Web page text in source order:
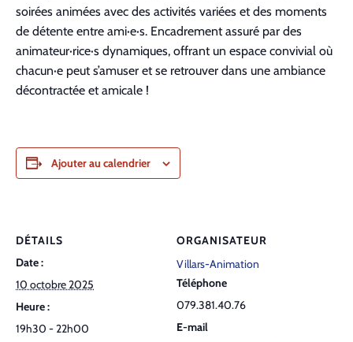
soirées animées avec des activités variées et des moments
de détente entre ami·e·s. Encadrement assuré par des
animateur·rice·s dynamiques, offrant un espace convivial où
chacun·e peut s’amuser et se retrouver dans une ambiance
décontractée et amicale !
Ajouter au calendrier
DÉTAILS
Date :
10 octobre 2025
Heure :
19h30 - 22h00
ORGANISATEUR
Villars-Animation
Téléphone
079.381.40.76
E-mail